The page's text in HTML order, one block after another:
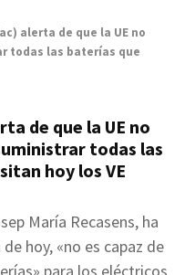
alerta de que la UE no
todas las baterías que
de que la UE no
todas las
hoy los VE
María Recasens, ha
hoy, «no es capaz de